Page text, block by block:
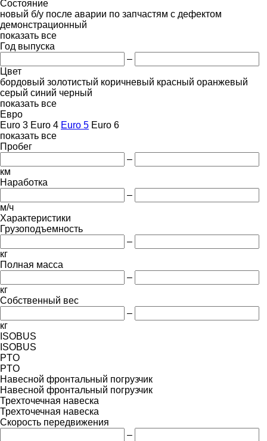
Состояние
новый б/у после аварии по запчастям с дефектом
демонстрационный
показать все
Год выпуска
–
Цвет
бордовый золотистый коричневый красный оранжевый
серый синий черный
показать все
Евро
Euro 3 Euro 4 Euro 5 Euro 6
показать все
Пробег
–
км
Наработка
–
м/ч
Характеристики
Грузоподъемность
–
кг
Полная масса
–
кг
Собственный вес
–
кг
ISOBUS
ISOBUS
PTO
PTO
Навесной фронтальный погрузчик
Навесной фронтальный погрузчик
Трехточечная навеска
Трехточечная навеска
Скорость передвижения
–